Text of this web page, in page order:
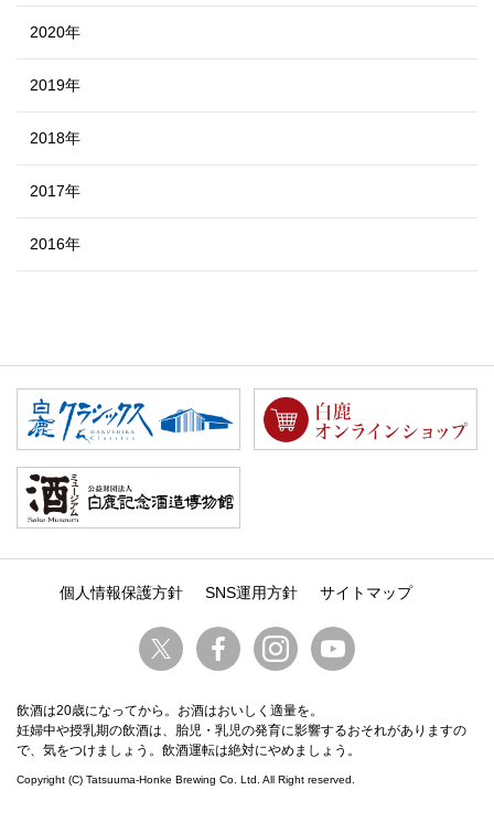
2020年
2019年
2018年
2017年
2016年
個人情報保護方針 SNS運用方針 サイトマップ
飲酒は20歳になってから。お酒はおいしく適量を。
妊婦中や授乳期の飲酒は、胎児・乳児の発育に影響するおそれがありますの
で、気をつけましょう。飲酒運転は絶対にやめましょう。
Copyright (C) Tatsuuma-Honke Brewing Co. Ltd. All Right reserved.